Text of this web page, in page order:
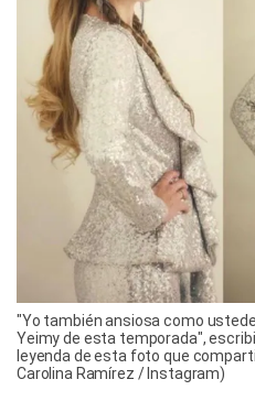
"Yo también ansiosa como
Yeimy de esta temporada",
leyenda de esta foto que
Carolina Ramírez / Instagram)